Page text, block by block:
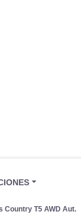
Country T5 AWD Aut.